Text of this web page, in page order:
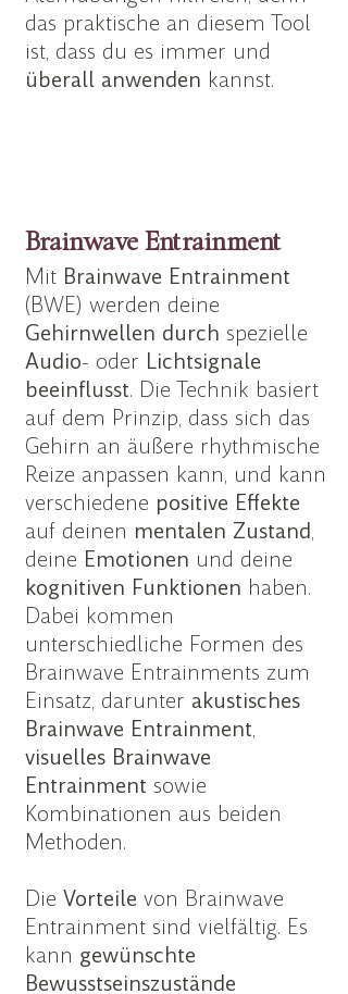
das praktische an diesem Tool
ist, dass du es immer und
überall anwenden kannst.
Brainwave Entrainment
Mit Brainwave Entrainment
(BWE) werden deine
Gehirnwellen durch spezielle
Audio- oder Lichtsignale
beeinflusst. Die Technik basiert
auf dem Prinzip, dass sich das
Gehirn an äußere rhythmische
Reize anpassen kann, und kann
verschiedene positive Effekte
auf deinen mentalen Zustand,
deine Emotionen und deine
kognitiven Funktionen haben.
Dabei kommen
unterschiedliche Formen des
Brainwave Entrainments zum
Einsatz, darunter akustisches
Brainwave Entrainment,
visuelles Brainwave
Entrainment sowie
Kombinationen aus beiden
Methoden.
Die Vorteile von Brainwave
Entrainment sind vielfältig. Es
kann gewünschte
Bewusstseinszustände